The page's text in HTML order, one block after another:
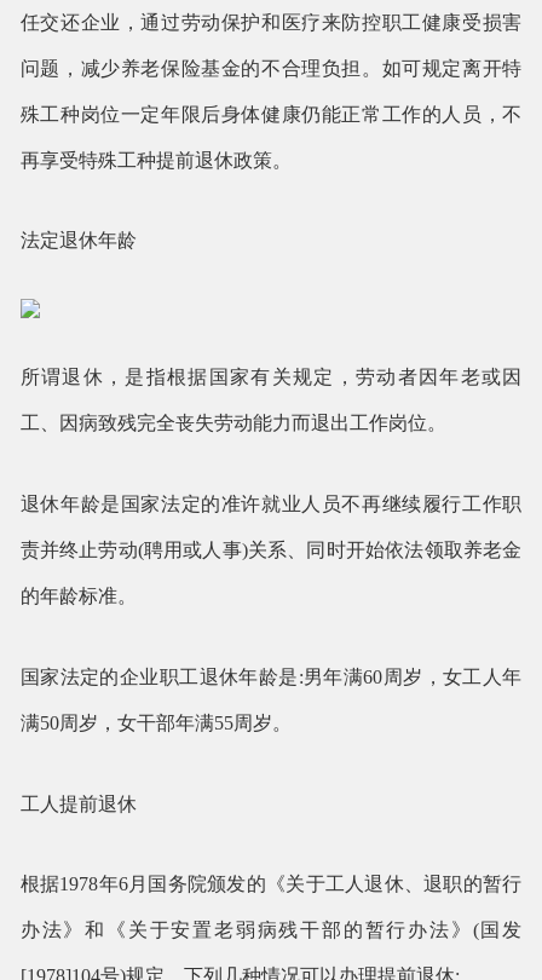
任交还企业，通过劳动保护和医疗来防控职工健康受损害
问题，减少养老保险基金的不合理负担。如可规定离开特
殊工种岗位一定年限后身体健康仍能正常工作的人员，不
再享受特殊工种提前退休政策。
法定退休年龄
所谓退休，是指根据国家有关规定，劳动者因年老或因
工、因病致残完全丧失劳动能力而退出工作岗位。
退休年龄是国家法定的准许就业人员不再继续履行工作职
责并终止劳动(聘用或人事)关系、同时开始依法领取养老金
的年龄标准。
国家法定的企业职工退休年龄是:男年满60周岁，女工人年
满50周岁，女干部年满55周岁。
工人提前退休
根据1978年6月国务院颁发的《关于工人退休、退职的暂行
办法》和《关于安置老弱病残干部的暂行办法》(国发